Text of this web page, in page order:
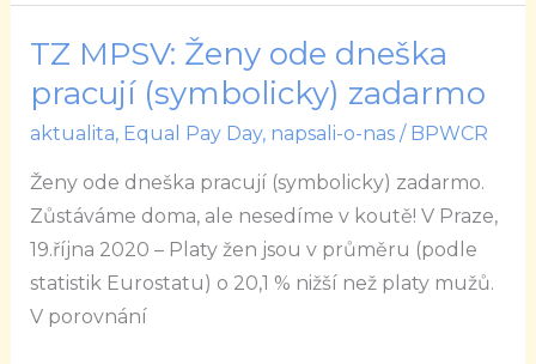
TZ MPSV: Ženy ode dneška
pracují (symbolicky) zadarmo
aktualita, Equal Pay Day, napsali-o-nas/ BPWCR
Ženy ode dneška pracují (symbolicky) zadarmo.
Zůstáváme doma, ale nesedíme v koutě! V Praze,
19.října 2020 – Platy žen jsou v průměru (podle
statistik Eurostatu) o 20,1 % nižší než platy mužů.
V porovnání
TZ
MPSV:
Ženy
dneška
pracují
(symbolicky)
zadarmo